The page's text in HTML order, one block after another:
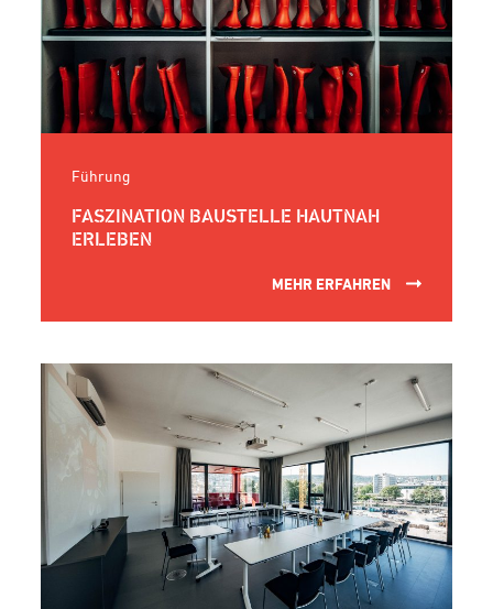
Führung
FASZINATION BAUSTELLE HAUTNAH
ERLEBEN
MEHR ERFAHREN